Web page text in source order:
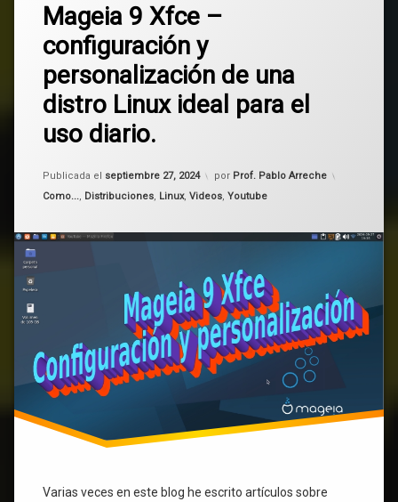
Mageia 9 Xfce –
configuración y
personalización de una
distro Linux ideal para el
uso diario.
Publicada el septiembre 27, 2024
Actualizado el
por Prof. Pablo Arreche
Categorías:
Como... Distribuciones Linux, Videos Youtube
Varias veces en este blog he escrito artículos sobre
Linux
Mageia
Xfce
un
comentario
en
Mageia
9
Xfce
–
una
distro
ideal